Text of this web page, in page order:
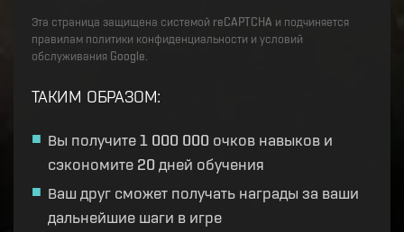
Эта страница защищена системой reCAPTCHA и подчиняется
правилам политики конфиденциальности и условий
обслуживания Google.
ТАКИМ ОБРАЗОМ:
Вы получите 1 000 000 очков навыков и
сэкономите 20 дней обучения
Ваш друг сможет получать награды за ваши
дальнейшие шаги в игре